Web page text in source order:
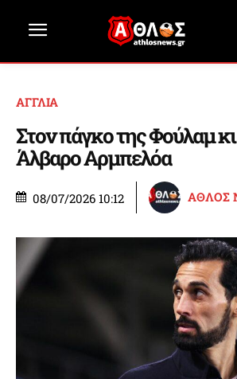
ΑΓΓΛΙΑ
Στον πάγκο της Φούλαμ
Άλβαρο Αρμπελόα
08/07/2026 10:12 ΑΘΛΟΣ